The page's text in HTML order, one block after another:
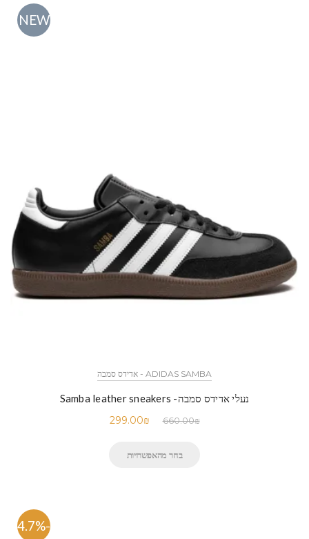
NEW
ADIDAS SAMBA - אדידס סמבה
נעלי אדידס סמבה- Samba leather sneakers
660.00₪
299.00₪
בחר מהאפשרויות
-54.7%